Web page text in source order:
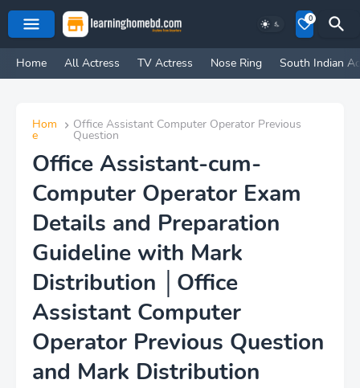
0
Home All Actress TV Actress Nose Ring South Indian
Hom
e
Office Assistant Computer Operator Previous
Question
Office Assistant-cum-
Computer Operator Exam
Details and Preparation
Guideline with Mark
Distribution │Office
Assistant Computer
Operator Previous Question
and Mark Distribution